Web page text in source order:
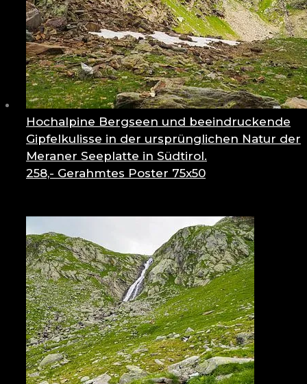
Hochalpine Bergseen und beeindruckende
Gipfelkulisse in der ursprünglichen Natur der
Meraner Seeplatte in Südtirol.
258,- Gerahmtes Poster 75x50